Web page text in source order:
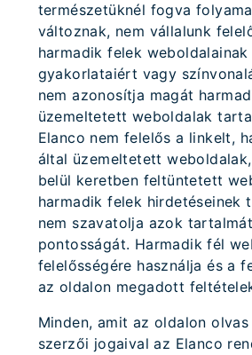
természetüknél fogva
változnak, nem vállalunk
harmadik felek
gyakorlataiért vagy
nem azonosítja magát
üzemeltetett weboldalak
Elanco nem felelős a linkelt,
által üzemeltetett
belül keretben feltüntetett
harmadik felek hirdetéseinek
nem szavatolja azok
pontosságát. Harmadik fél
felelősségére használja és a
az oldalon megadott
Minden, amit az oldalon
szerzői jogaival az Elanco